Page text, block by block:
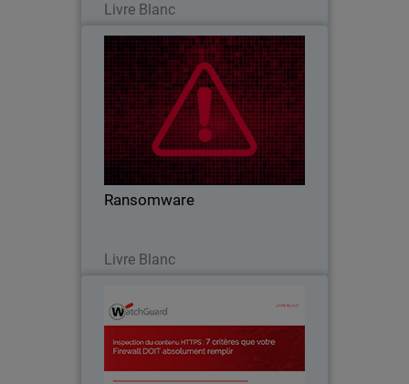
Livre Blanc
Thumbnail
Ransomware
Livre Blanc
Ransomware
Body
Les ransomware sont un mode
d'attaque que les pirates utilisent de
plus en plus contre les particuliers, les
TPE/PME et les grandes entreprises.
L’inspection du trafic HTTPS est cruciale
pour garantir la sécurité des